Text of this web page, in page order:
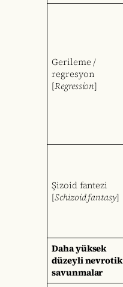
Gerileme /
regresyon
[Regression]
Şizoid fantezi
[Schizoid fantasy]
Daha yüksek
düzeyli nevrotik
savunmalar